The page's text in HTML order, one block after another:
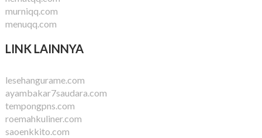
murniqq.com
menuqq.com
LINK LAINNYA
lesehangurame.com
ayambakar7saudara.com
tempongpns.com
roemahkuliner.com
saoenkkito.com